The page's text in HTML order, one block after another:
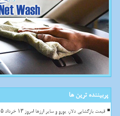
پربیننده ترین ها
قیمت بازگشایی دلار، یورو و سایر ارزها امروز ۱۳ خرداد ۱۴۰۵ به همراه جدول